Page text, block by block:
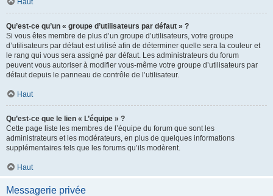
Haut
Qu’est-ce qu’un « groupe d’utilisateurs par défaut » ?
Si vous êtes membre de plus d’un groupe d’utilisateurs, votre groupe
d’utilisateurs par défaut est utilisé afin de déterminer quelle sera la couleur et
le rang qui vous sera assigné par défaut. Les administrateurs du forum
peuvent vous autoriser à modifier vous-même votre groupe d’utilisateurs par
défaut depuis le panneau de contrôle de l’utilisateur.
Haut
Qu’est-ce que le lien « L’équipe » ?
Cette page liste les membres de l’équipe du forum que sont les
administrateurs et les modérateurs, en plus de quelques informations
supplémentaires tels que les forums qu’ils modèrent.
Haut
Messagerie privée